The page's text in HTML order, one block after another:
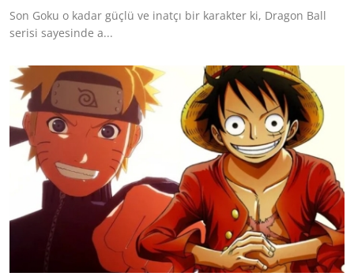
Son Goku o kadar güçlü ve inatçı bir karakter ki, Dragon Ball
serisi sayesinde a...